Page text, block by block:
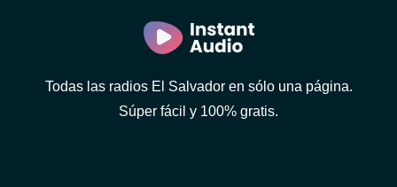
Todas las radios El Salvador en sólo una página.
Súper fácil y 100% gratis.